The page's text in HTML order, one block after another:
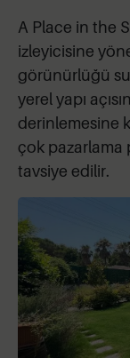
A Place in the
izleyicisine
görünürlüğü
yerel yapı
derinlemesine
çok pazarlama
tavsiye edilir.